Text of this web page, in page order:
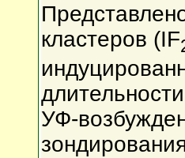
кластеров (IF
УФ-